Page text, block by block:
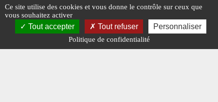
Ce site utilise des cookies et vous donne le contrôle sur ceux que
vous souhaitez activer
Tout accepter Tout refuser Personnaliser
Politique de confidentialité